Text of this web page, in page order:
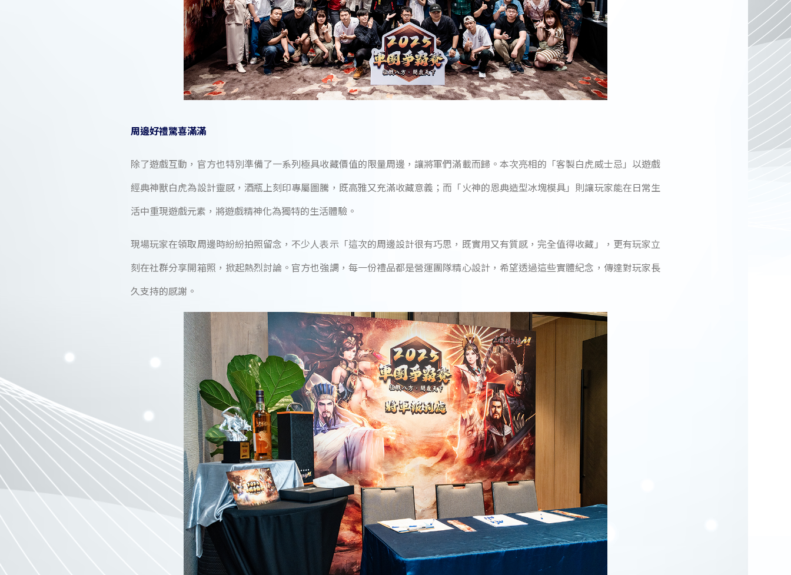
周邊好禮驚喜滿滿
除了遊戲互動，官方也特別準備了一系列極具收藏價值的限量周邊，讓將軍們滿載而歸。本次亮相的「客製白虎威士忌」以遊戲
經典神獸白虎為設計靈感，酒瓶上刻印專屬圖騰，既高雅又充滿收藏意義；而「火神的恩典造型冰塊模具」則讓玩家能在日常生
活中重現遊戲元素，將遊戲精神化為獨特的生活體驗。
現場玩家在領取周邊時紛紛拍照留念，不少人表示「這次的周邊設計很有巧思，既實用又有質感，完全值得收藏」，更有玩家立
刻在社群分享開箱照，掀起熱烈討論。官方也強調，每一份禮品都是營運團隊精心設計，希望透過這些實體紀念，傳達對玩家長
久支持的感謝。